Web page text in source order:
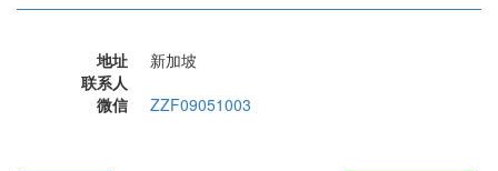
地址
新加坡
联系人
微信
ZZF09051003